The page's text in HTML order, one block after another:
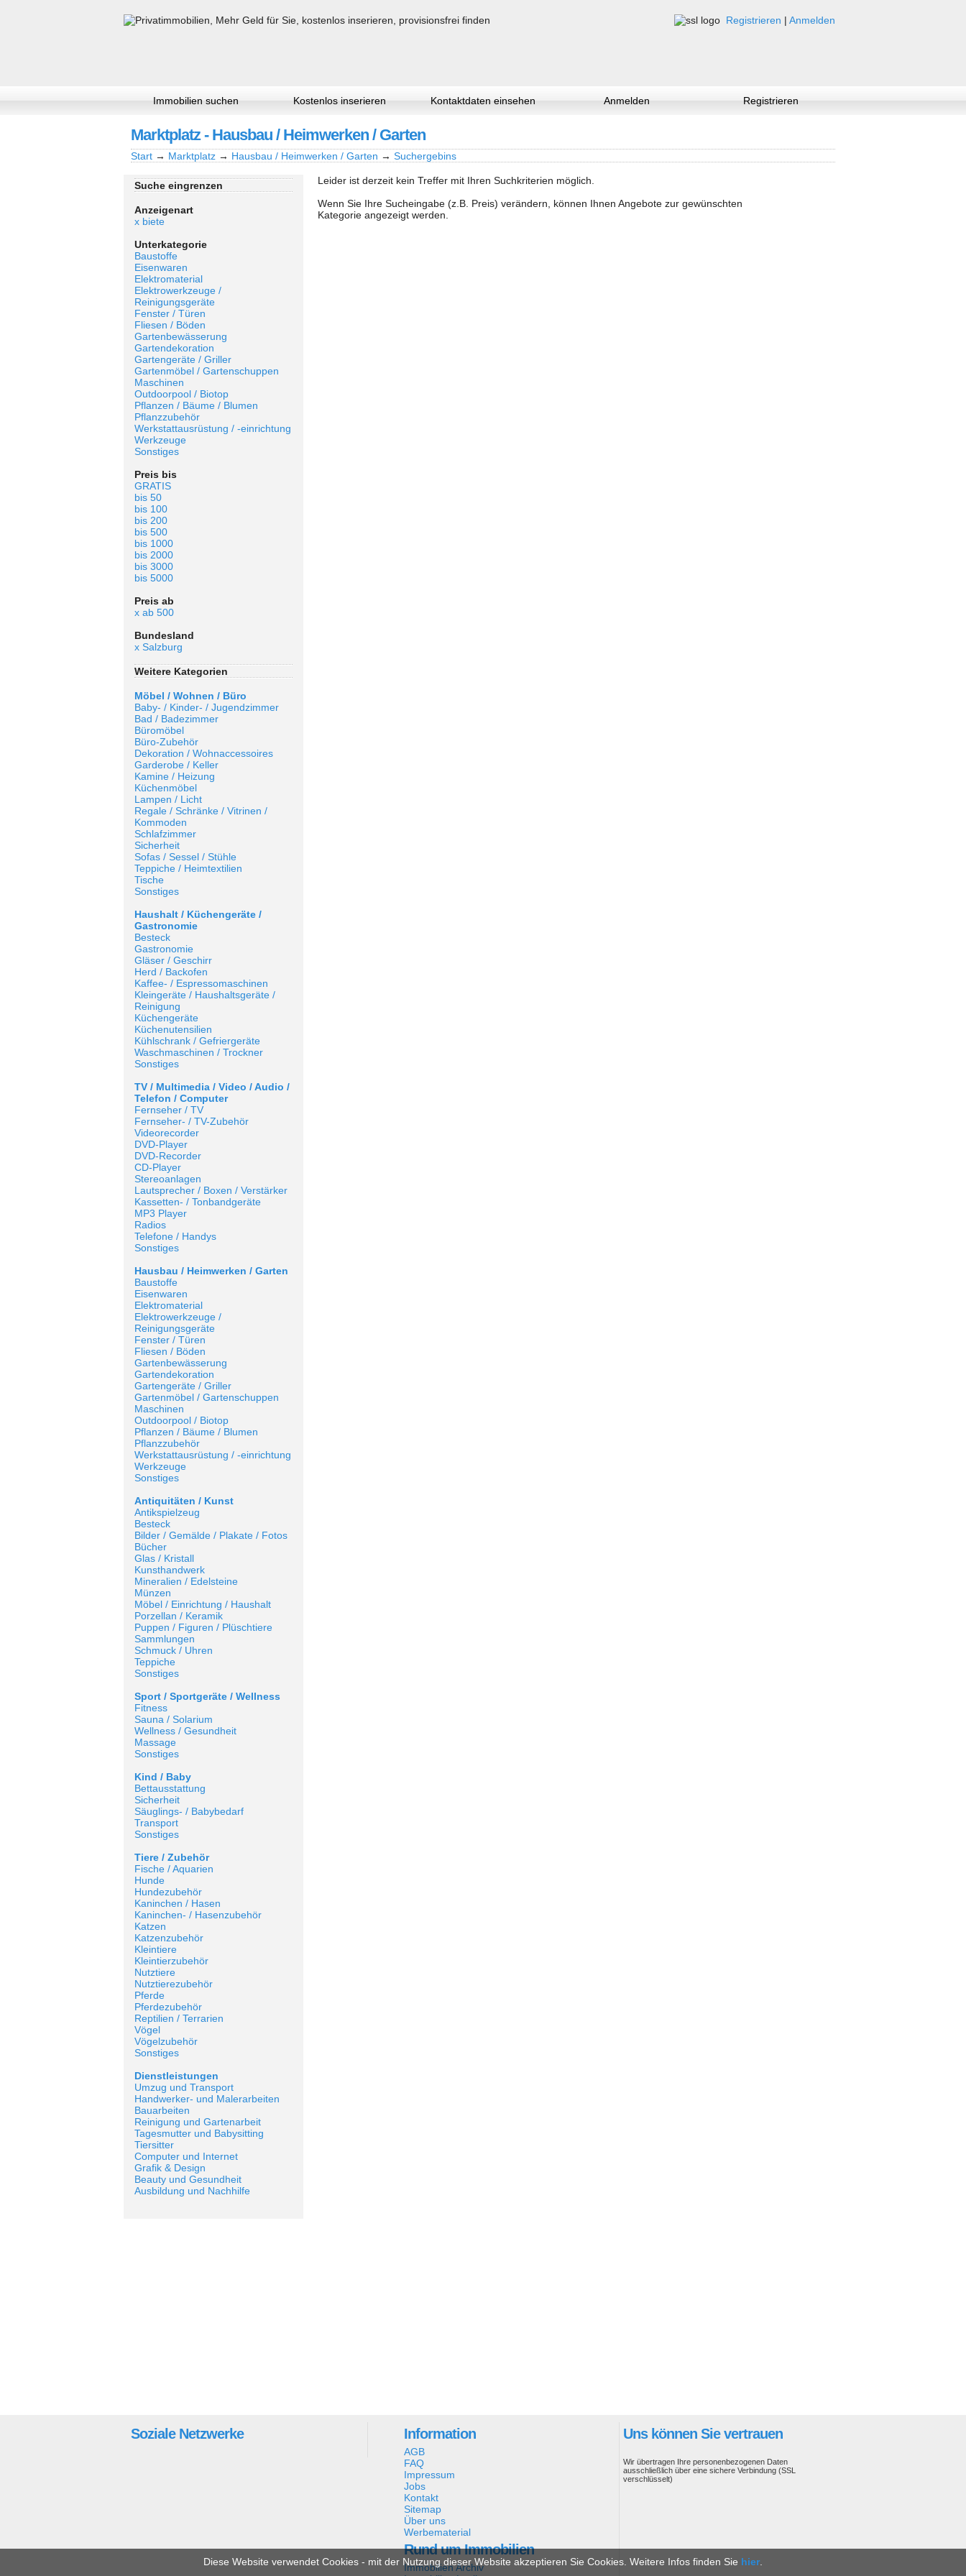
Registrieren | Anmelden
Immobilien suchen Kostenlos inserieren Kontaktdaten einsehen Anmelden Registrieren
Marktplatz - Hausbau / Heimwerken / Garten
Start → Marktplatz → Hausbau / Heimwerken / Garten → Suchergebins
Suche eingrenzen
Anzeigenart
x biete
Unterkategorie
Baustoffe
Eisenwaren
Elektromaterial
Elektrowerkzeuge /
Reinigungsgeräte
Fenster / Türen
Fliesen / Böden
Gartenbewässerung
Gartendekoration
Gartengeräte / Griller
Gartenmöbel / Gartenschuppen
Maschinen
Outdoorpool / Biotop
Pflanzen / Bäume / Blumen
Pflanzzubehör
Werkstattausrüstung / -einrichtung
Werkzeuge
Sonstiges
Preis bis
GRATIS
bis 50
bis 100
bis 200
bis 500
bis 1000
bis 2000
bis 3000
bis 5000
Preis ab
x ab 500
Bundesland
x Salzburg
Weitere Kategorien
Möbel / Wohnen / Büro
Baby- / Kinder- / Jugendzimmer
Bad / Badezimmer
Büromöbel
Büro-Zubehör
Dekoration / Wohnaccessoires
Garderobe / Keller
Kamine / Heizung
Küchenmöbel
Lampen / Licht
Regale / Schränke / Vitrinen /
Kommoden
Schlafzimmer
Sicherheit
Sofas / Sessel / Stühle
Teppiche / Heimtextilien
Tische
Sonstiges
Haushalt / Küchengeräte /
Gastronomie
Besteck
Gastronomie
Gläser / Geschirr
Herd / Backofen
Kaffee- / Espressomaschinen
Kleingeräte / Haushaltsgeräte /
Reinigung
Küchengeräte
Küchenutensilien
Kühlschrank / Gefriergeräte
Waschmaschinen / Trockner
Sonstiges
TV / Multimedia / Video / Audio /
Telefon / Computer
Fernseher / TV
Fernseher- / TV-Zubehör
Videorecorder
DVD-Player
DVD-Recorder
CD-Player
Stereoanlagen
Lautsprecher / Boxen / Verstärker
Kassetten- / Tonbandgeräte
MP3 Player
Radios
Telefone / Handys
Sonstiges
Hausbau / Heimwerken / Garten
Baustoffe
Eisenwaren
Elektromaterial
Elektrowerkzeuge /
Reinigungsgeräte
Fenster / Türen
Fliesen / Böden
Gartenbewässerung
Gartendekoration
Gartengeräte / Griller
Gartenmöbel / Gartenschuppen
Maschinen
Outdoorpool / Biotop
Pflanzen / Bäume / Blumen
Pflanzzubehör
Werkstattausrüstung / -einrichtung
Werkzeuge
Sonstiges
Antiquitäten / Kunst
Antikspielzeug
Besteck
Bilder / Gemälde / Plakate / Fotos
Bücher
Glas / Kristall
Kunsthandwerk
Mineralien / Edelsteine
Münzen
Möbel / Einrichtung / Haushalt
Porzellan / Keramik
Puppen / Figuren / Plüschtiere
Sammlungen
Schmuck / Uhren
Teppiche
Sonstiges
Sport / Sportgeräte / Wellness
Fitness
Sauna / Solarium
Wellness / Gesundheit
Massage
Sonstiges
Kind / Baby
Bettausstattung
Sicherheit
Säuglings- / Babybedarf
Transport
Sonstiges
Tiere / Zubehör
Fische / Aquarien
Hunde
Hundezubehör
Kaninchen / Hasen
Kaninchen- / Hasenzubehör
Katzen
Katzenzubehör
Kleintiere
Kleintierzubehör
Nutztiere
Nutztierezubehör
Pferde
Pferdezubehör
Reptilien / Terrarien
Vögel
Vögelzubehör
Sonstiges
Dienstleistungen
Umzug und Transport
Handwerker- und Malerarbeiten
Bauarbeiten
Reinigung und Gartenarbeit
Tagesmutter und Babysitting
Tiersitter
Computer und Internet
Grafik & Design
Beauty und Gesundheit
Ausbildung und Nachhilfe
Leider ist derzeit kein Treffer mit Ihren Suchkriterien möglich.
Wenn Sie Ihre Sucheingabe (z.B. Preis) verändern, können Ihnen Angebote zur gewünschten
Kategorie angezeigt werden.
Soziale Netzwerke Information
AGB
FAQ
Impressum
Jobs
Kontakt
Sitemap
Über uns
Werbematerial
Rund um Immobilien
Immobilien Archiv
Uns können Sie vertrauen
Wir übertragen Ihre personenbezogenen Daten
ausschließlich über eine sichere Verbindung (SSL
verschlüsselt)
Diese Website verwendet Cookies - mit der Nutzung dieser Website akzeptieren Sie Cookies. Weitere Infos finden Sie hier.